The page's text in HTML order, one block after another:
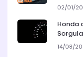
02/01/
Honda
14/08/